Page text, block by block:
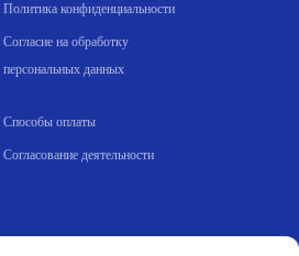
Политика конфиденциальности
Согласие на обработку
персональных данных
Способы оплаты
Согласование деятельности